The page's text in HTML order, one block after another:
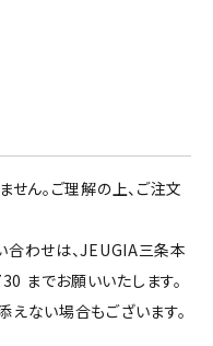
ん。ご理解の上、ご注文
わせは、JEUGIA三条本
までお願いいたします。
ない場合もございます。